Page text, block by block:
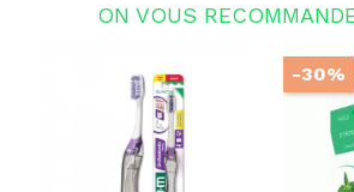
ON VOUS
-30%